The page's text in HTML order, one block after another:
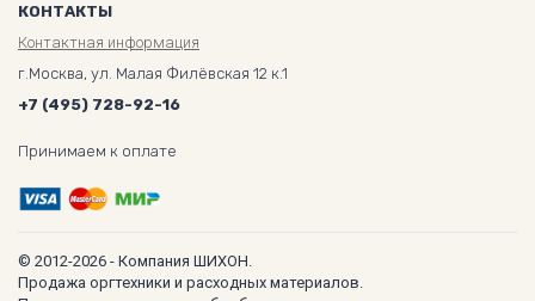
КОНТАКТЫ
Контактная информация
г.Москва, ул. Малая Филёвская 12 к.1
+7 (495) 728-92-16
Принимаем к оплате
© 2012-2026 - Компания ШИХОН.
Продажа оргтехники и расходных материалов.